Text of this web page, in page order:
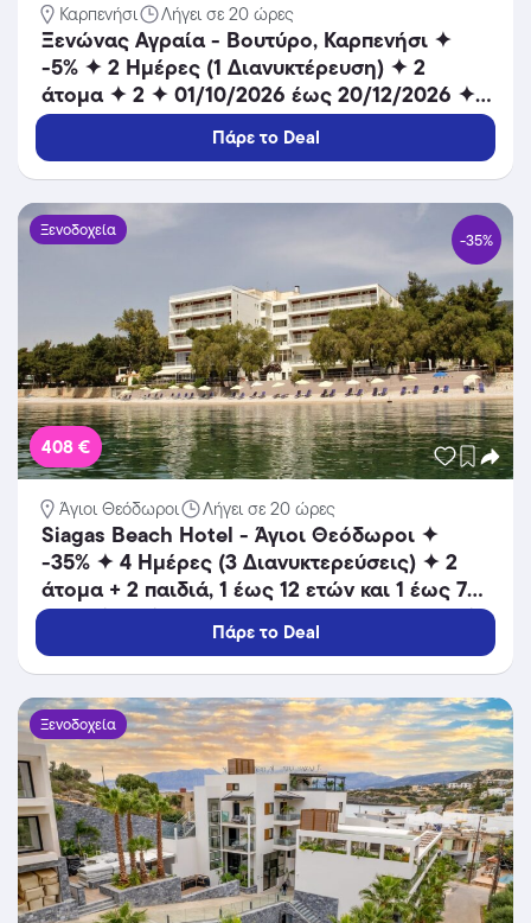
Καρπενήσι Λήγει σε 20 ώρες
Ξενώνας Αγραία - Βουτύρο, Καρπενήσι ✦
-5% ✦ 2 Ημέρες (1 Διανυκτέρευση) ✦ 2
άτομα ✦ 2 ✦ 01/10/2026 έως 20/12/2026 ✦
Μοναδική θέα!
Πάρε το Deal
Ξενοδοχεία -35%
408 €
Άγιοι Θεόδωροι Λήγει σε 20 ώρες
Siagas Beach Hotel - Άγιοι Θεόδωροι ✦
-35% ✦ 4 Ημέρες (3 Διανυκτερεύσεις) ✦ 2
άτομα + 2 παιδιά, 1 έως 12 ετών και 1 έως 7
ετών ✦ 12 ✦ 18/08/2026 έως 25/08/2026 ✦
Καθημερινή προβολή παιδικών ταινιών!
Πάρε το Deal
Ξενοδοχεία